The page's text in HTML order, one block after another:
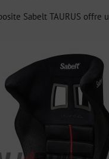
Sabelt TAURUS offre